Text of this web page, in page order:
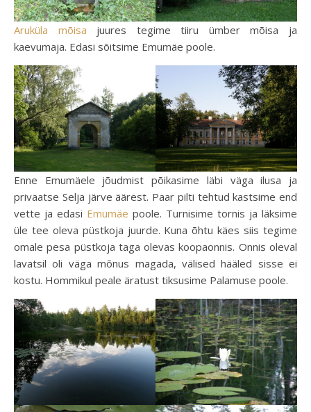
Aruküla mõisa juures tegime tiiru ümber mõisa ja
kaevumaja. Edasi sõitsime Emumäe poole.
Enne Emumäele jõudmist põikasime läbi väga ilusa ja
privaatse Selja järve äärest. Paar pilti tehtud kastsime end
vette ja edasi Emumäe poole. Turnisime tornis ja läksime
üle tee oleva püstkoja juurde. Kuna õhtu käes siis tegime
omale pesa püstkoja taga olevas koopaonnis. Onnis oleval
lavatsil oli väga mõnus magada, välised hääled sisse ei
kostu. Hommikul peale äratust tiksusime Palamuse poole.